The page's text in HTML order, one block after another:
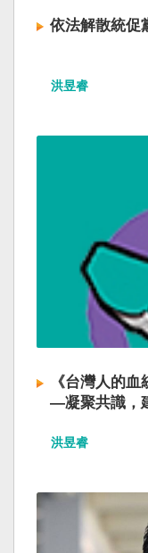
依法解散統促
洪昱睿
《台灣人的
—凝聚共識，
洪昱睿